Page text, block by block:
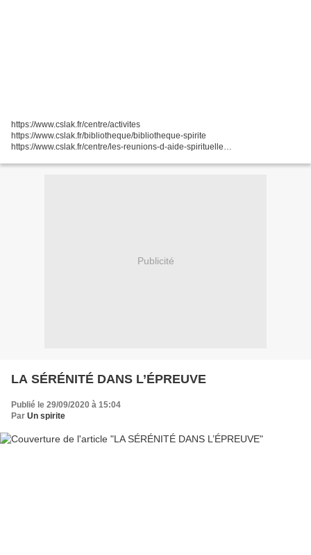
https://www.cslak.fr/centre/activites
https://www.cslak.fr/bibliotheque/bibliotheque-spirite
https://www.cslak.fr/centre/les-reunions-d-aide-spirituelle
Publicité
LA SÉRÉNITÉ DANS L’ÉPREUVE
Publié le 29/09/2020 à 15:04
Par Un spirite